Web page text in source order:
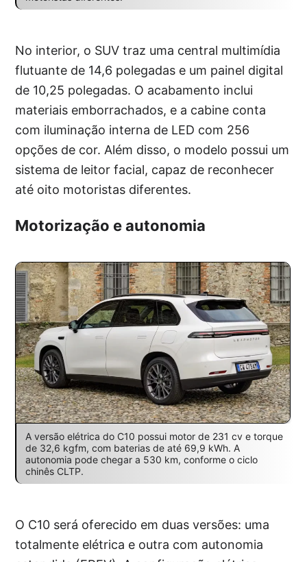
No interior, o SUV traz uma central multimídia
flutuante de 14,6 polegadas e um painel digital
de 10,25 polegadas. O acabamento inclui
materiais emborrachados, e a cabine conta
com iluminação interna de LED com 256
opções de cor. Além disso, o modelo possui um
sistema de leitor facial, capaz de reconhecer
até oito motoristas diferentes.
Motorização e autonomia
A versão elétrica do C10 possui motor de 231 cv e torque
de 32,6 kgfm, com baterias de até 69,9 kWh. A
autonomia pode chegar a 530 km, conforme o ciclo
chinês CLTP.
O C10 será oferecido em duas versões: uma
totalmente elétrica e outra com autonomia